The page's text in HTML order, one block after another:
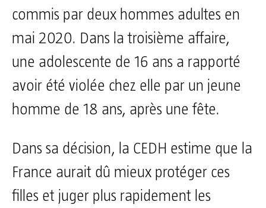
commis par deux hommes adultes en
mai 2020. Dans la troisième affaire,
une adolescente de 16 ans a rapporté
avoir été violée chez elle par un jeune
homme de 18 ans, après une fête.
Dans sa décision, la CEDH estime que la
France aurait dû mieux protéger ces
filles et juger plus rapidement les